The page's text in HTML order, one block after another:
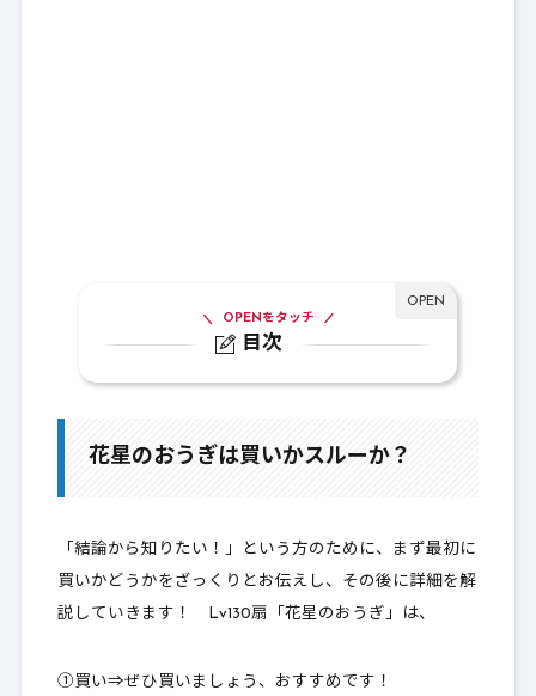
目次
OPENをタッチ
5. 職業別一覧表
花星のおうぎは買いかスルーか？
「結論から知りたい！」という方のために、まず最初に
買いかどうかをざっくりとお伝えし、その後に詳細を解
説していきます！ Lv130扇「花星のおうぎ」は、
①買い⇒ぜひ買いましょう、おすすめです！